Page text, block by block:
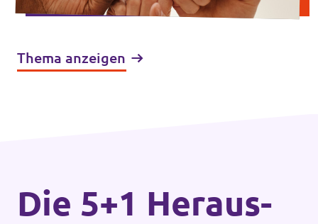
Thema anzeigen
Die 5+1 Heraus­